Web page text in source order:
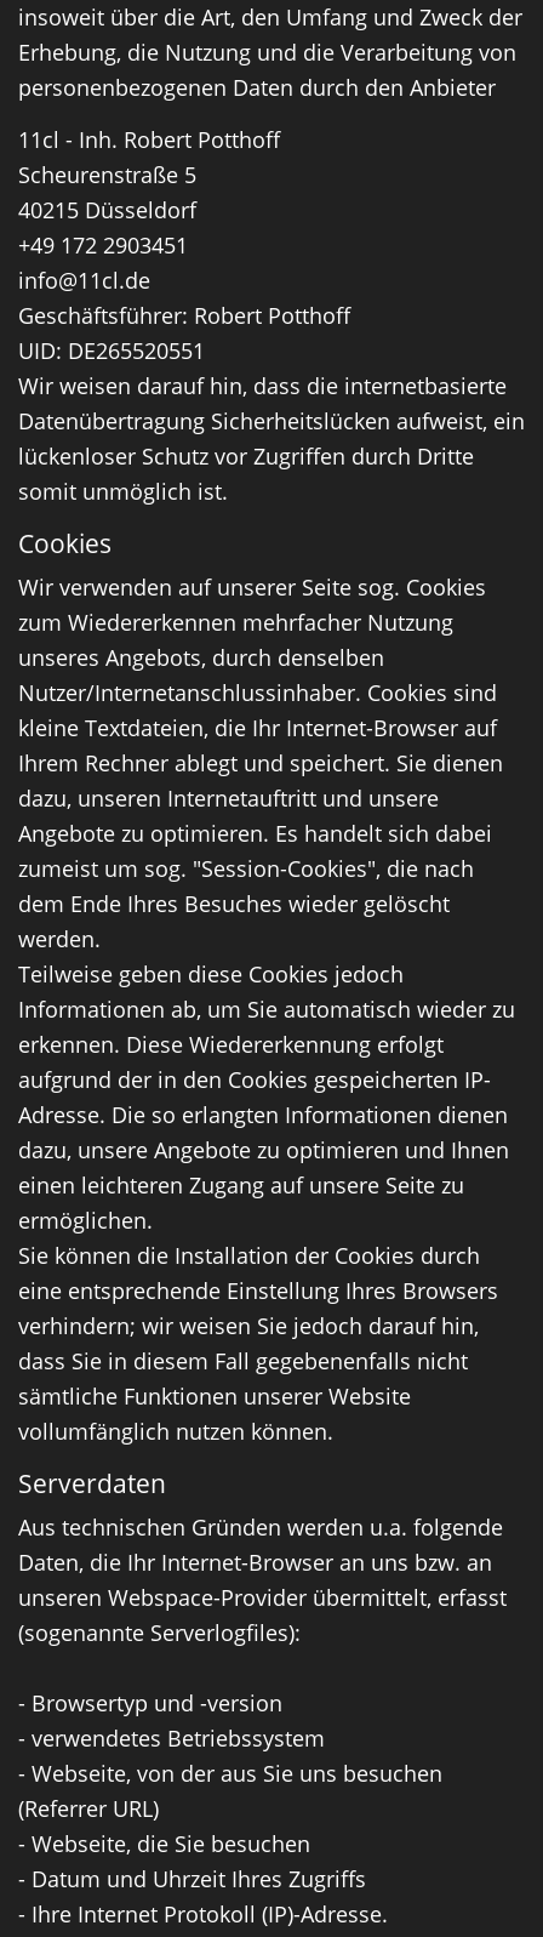
insoweit über die Art, den Umfang und Zweck der
Erhebung, die Nutzung und die Verarbeitung von
personenbezogenen Daten durch den Anbieter
11cl - Inh. Robert Potthoff
Scheurenstraße 5
40215 Düsseldorf
+49 172 2903451
info@11cl.de
Geschäftsführer: Robert Potthoff
UID: DE265520551
Wir weisen darauf hin, dass die internetbasierte
Datenübertragung Sicherheitslücken aufweist, ein
lückenloser Schutz vor Zugriffen durch Dritte
somit unmöglich ist.
Cookies
Wir verwenden auf unserer Seite sog. Cookies
zum Wiedererkennen mehrfacher Nutzung
unseres Angebots, durch denselben
Nutzer/Internetanschlussinhaber. Cookies sind
kleine Textdateien, die Ihr Internet-Browser auf
Ihrem Rechner ablegt und speichert. Sie dienen
dazu, unseren Internetauftritt und unsere
Angebote zu optimieren. Es handelt sich dabei
zumeist um sog. "Session-Cookies", die nach
dem Ende Ihres Besuches wieder gelöscht
werden.
Teilweise geben diese Cookies jedoch
Informationen ab, um Sie automatisch wieder zu
erkennen. Diese Wiedererkennung erfolgt
aufgrund der in den Cookies gespeicherten IP-
Adresse. Die so erlangten Informationen dienen
dazu, unsere Angebote zu optimieren und Ihnen
einen leichteren Zugang auf unsere Seite zu
ermöglichen.
Sie können die Installation der Cookies durch
eine entsprechende Einstellung Ihres Browsers
verhindern; wir weisen Sie jedoch darauf hin,
dass Sie in diesem Fall gegebenenfalls nicht
sämtliche Funktionen unserer Website
vollumfänglich nutzen können.
Serverdaten
Aus technischen Gründen werden u.a. folgende
Daten, die Ihr Internet-Browser an uns bzw. an
unseren Webspace-Provider übermittelt, erfasst
(sogenannte Serverlogfiles):
- Browsertyp und -version
- verwendetes Betriebssystem
- Webseite, von der aus Sie uns besuchen
(Referrer URL)
- Webseite, die Sie besuchen
- Datum und Uhrzeit Ihres Zugriffs
- Ihre Internet Protokoll (IP)-Adresse.